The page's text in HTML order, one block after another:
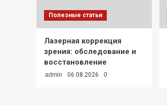
Полезные статьи
Лазерная коррекция
зрения: обследование и
восстановление
admin 06.08.2026 0